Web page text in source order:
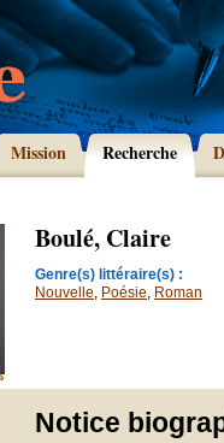
Mission Recherche
Boulé, Claire
Genre(s) littéraire(s) :
Nouvelle, Poésie, Roman
Notice